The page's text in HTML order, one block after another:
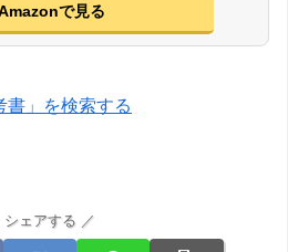
で見る
書」を検索する
シェアする ／